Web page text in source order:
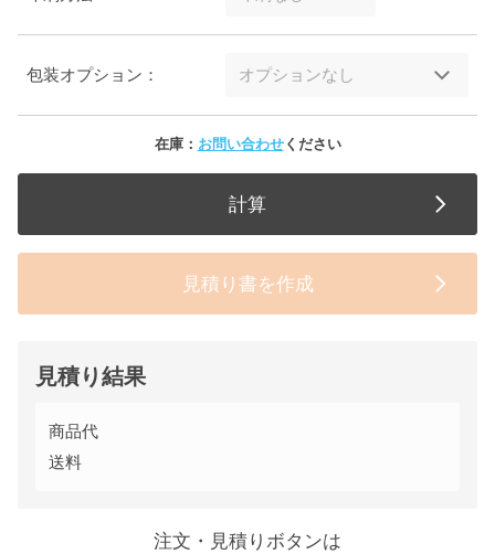
包装オプション：
在庫： お問い合わせください
計算
見積り書を作成
見積り結果
商品代
送料
注文・見積りボタンは